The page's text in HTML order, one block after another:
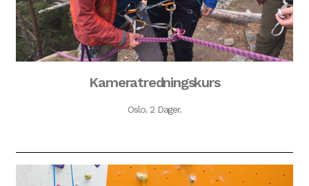
Kameratredningskurs
Oslo. 2 Dager.